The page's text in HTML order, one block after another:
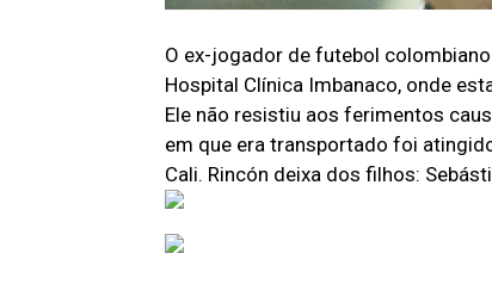
O ex-jogador de futebol
Hospital Clínica Imbanaco, onde
Ele não resistiu aos ferimentos
em que era transportado foi
Cali. Rincón deixa dos filhos: